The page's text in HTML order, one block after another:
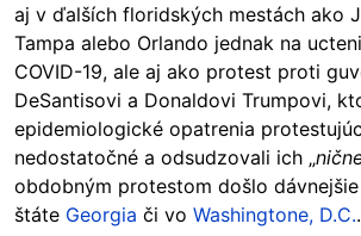
aj v ďalších floridských mestách ako
Tampa alebo Orlando jednak na
COVID-19, ale aj ako protest proti
DeSantisovi a Donaldovi Trumpovi,
epidemiologické opatrenia
nedostatočné a odsudzovali ich „
obdobným protestom došlo
štáte Georgia či vo Washingtone, D.C..